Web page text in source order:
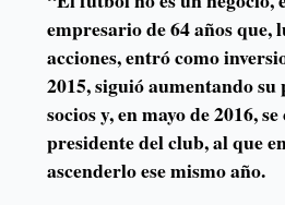
empresario de 64 años que,
acciones, entró como
2015, siguió aumentando
socios y, en mayo de 2016,
presidente del club, al que
ascenderlo ese mismo año.